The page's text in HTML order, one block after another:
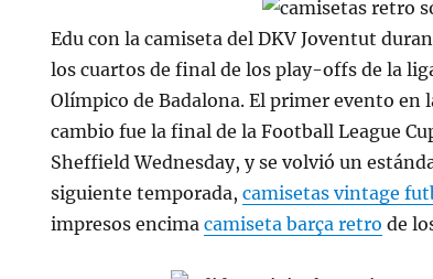
Edu con la camiseta del DKV Joventut
los cuartos de final de los play-offs de la
Olímpico de Badalona. El primer evento en
cambio fue la final de la Football League
Sheffield Wednesday, y se volvió un
siguiente temporada,camisetas vintage
impresos encimacamiseta barça retro de